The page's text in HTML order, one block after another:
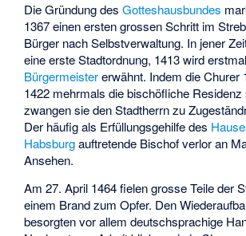
Die Gründung desGotteshausbundes
1367 einen ersten grossen Schritt im
Bürger nach Selbstverwaltung. In jener
eine erste Stadtordnung, 1413 wird
Bürgermeistererwähnt. Indem die Churer
1422 mehrmals die bischöfliche Residenz
zwangen sie den Stadtherrn zu
Der häufig als Erfüllungsgehilfe des
Habsburgauftretende Bischof verlor an
Ansehen.
Am 27. April 1464 fielen grosse Teile der
einem Brand zum Opfer. Den
besorgten vor allem deutschsprachige